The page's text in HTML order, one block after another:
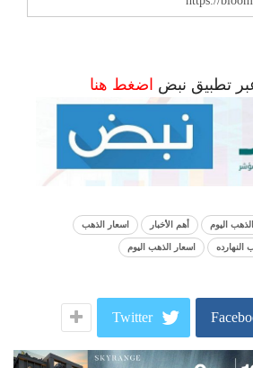
عبر تطبيق نبض اضغط هنا
اليوم أهم الأخبار اسعار الذهب
النهارده اسعار الذهب اليوم
Twitter